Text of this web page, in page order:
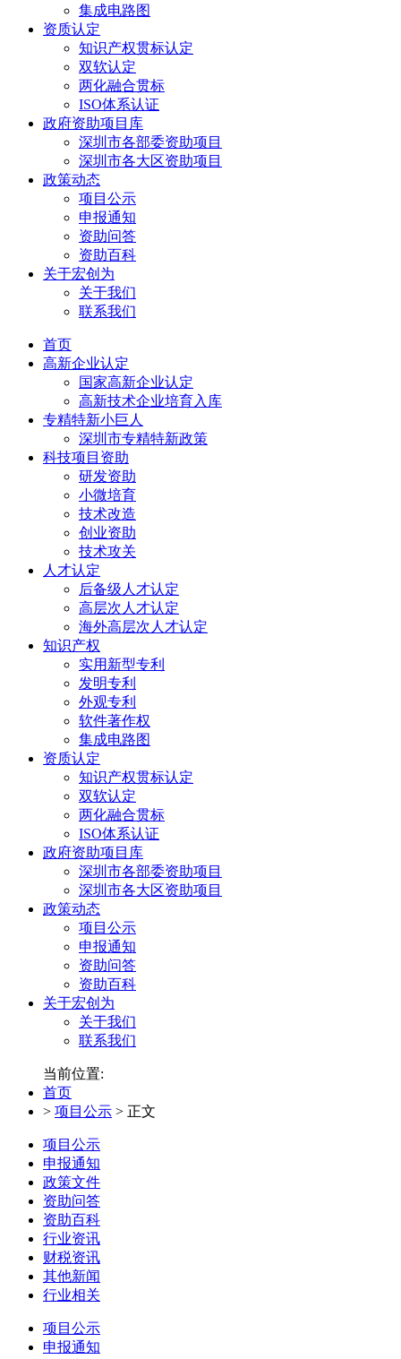
集成电路图
资质认定
知识产权贯标认定
双软认定
两化融合贯标
ISO体系认证
政府资助项目库
深圳市各部委资助项目
深圳市各大区资助项目
政策动态
项目公示
申报通知
资助问答
资助百科
关于宏创为
关于我们
联系我们
首页
高新企业认定
国家高新企业认定
高新技术企业培育入库
专精特新小巨人
深圳市专精特新政策
科技项目资助
研发资助
小微培育
技术改造
创业资助
技术攻关
人才认定
后备级人才认定
高层次人才认定
海外高层次人才认定
知识产权
实用新型专利
发明专利
外观专利
软件著作权
集成电路图
资质认定
知识产权贯标认定
双软认定
两化融合贯标
ISO体系认证
政府资助项目库
深圳市各部委资助项目
深圳市各大区资助项目
政策动态
项目公示
申报通知
资助问答
资助百科
关于宏创为
关于我们
联系我们
当前位置:
首页
> 项目公示 > 正文
项目公示
申报通知
政策文件
资助问答
资助百科
行业资讯
财税资讯
其他新闻
行业相关
项目公示
申报通知